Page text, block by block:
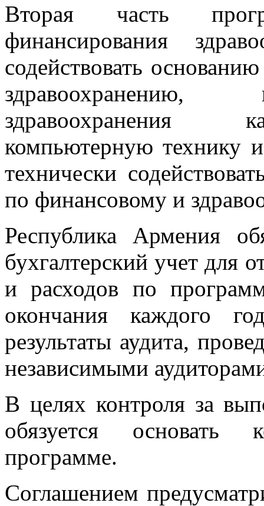
Вторая часть
финансирования
содействовать
здравоохранению,
здравоохранения
компьютерную технику
технически
по финансовому и
Республика Армения
бухгалтерский учет для
и расходов по
окончания каждого
результаты аудита,
независимыми
В целях контроля за
обязуется
программе.
Соглашением